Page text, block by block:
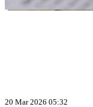
20 Mar 2026 05:32